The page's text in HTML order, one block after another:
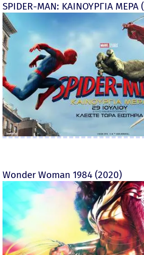
SPIDER-MAN: ΚΑΙΝΟΥΡΓΙΑ
Wonder Woman 1984 (2020)